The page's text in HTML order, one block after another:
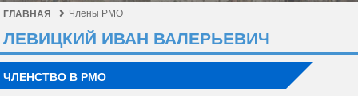
ГЛАВНАЯ Члены РМО
ЛЕВИЦКИЙ ИВАН ВАЛЕРЬЕВИЧ
ЧЛЕНСТВО В РМО